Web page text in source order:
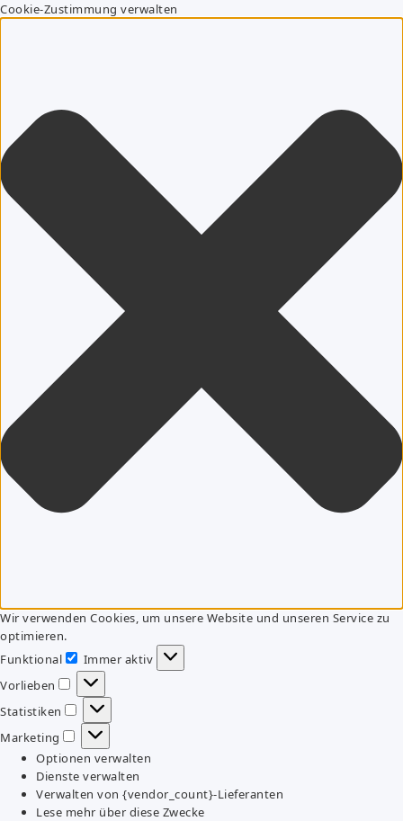
Cookie-Zustimmung verwalten
Wir verwenden Cookies, um unsere Website und unseren Service zu
optimieren.
Funktional
Funktional
Immer aktiv
Vorlieben
Vorlieben
Statistiken
Statistiken
Marketing
Marketing
Optionen verwalten
Dienste verwalten
Verwalten von {vendor_count}-Lieferanten
Lese mehr über diese Zwecke